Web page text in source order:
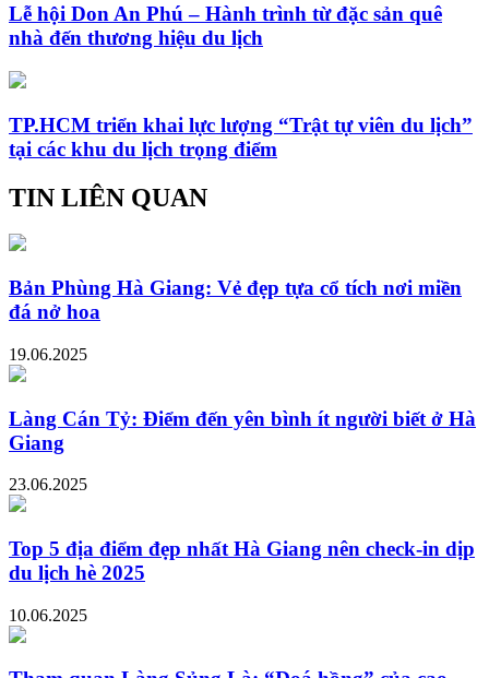
Lễ hội Don An Phú – Hành trình từ đặc sản quê
nhà đến thương hiệu du lịch
TP.HCM triển khai lực lượng “Trật tự viên du lịch”
tại các khu du lịch trọng điểm
TIN LIÊN QUAN
Bản Phùng Hà Giang: Vẻ đẹp tựa cổ tích nơi miền
đá nở hoa
19.06.2025
Làng Cán Tỷ: Điểm đến yên bình ít người biết ở Hà
Giang
23.06.2025
Top 5 địa điểm đẹp nhất Hà Giang nên check-in dịp
du lịch hè 2025
10.06.2025